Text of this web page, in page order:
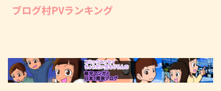
ブログ村PVランキング